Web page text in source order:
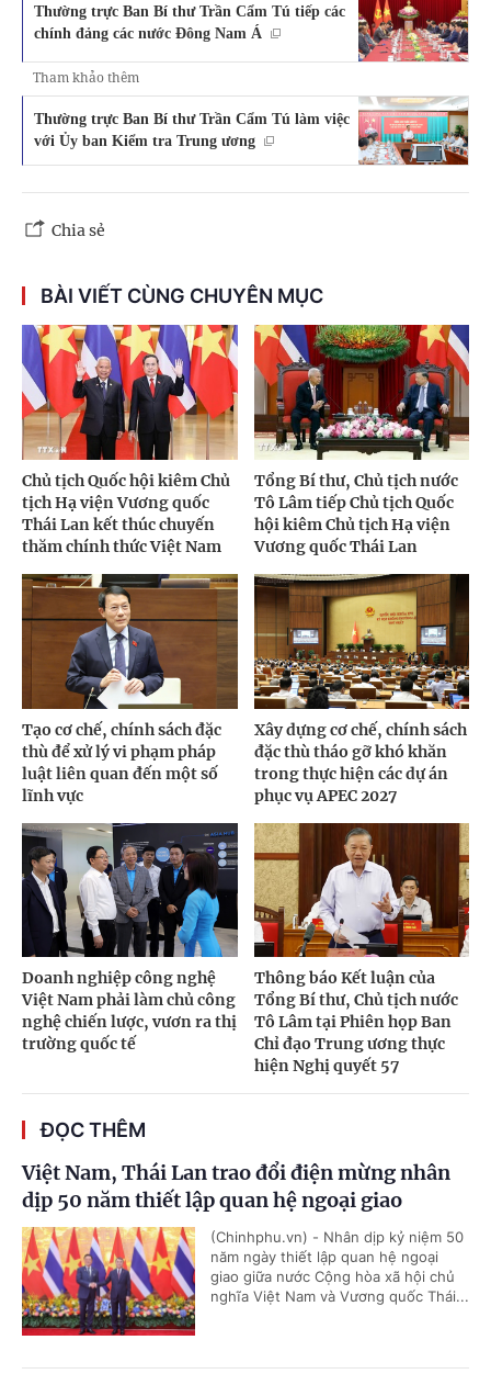
Thường trực Ban Bí thư Trần Cẩm Tú tiếp các
chính đảng các nước Đông Nam Á
Tham khảo thêm
Thường trực Ban Bí thư Trần Cẩm Tú làm việc
với Ủy ban Kiểm tra Trung ương
Chia sẻ
BÀI VIẾT CÙNG CHUYÊN MỤC
Chủ tịch Quốc hội kiêm Chủ
tịch Hạ viện Vương quốc
Thái Lan kết thúc chuyến
thăm chính thức Việt Nam
Tổng Bí thư, Chủ tịch nước
Tô Lâm tiếp Chủ tịch Quốc
hội kiêm Chủ tịch Hạ viện
Vương quốc Thái Lan
Tạo cơ chế, chính sách đặc
thù để xử lý vi phạm pháp
luật liên quan đến một số
lĩnh vực
Xây dựng cơ chế, chính sách
đặc thù tháo gỡ khó khăn
trong thực hiện các dự án
phục vụ APEC 2027
Doanh nghiệp công nghệ
Việt Nam phải làm chủ công
nghệ chiến lược, vươn ra thị
trường quốc tế
Thông báo Kết luận của
Tổng Bí thư, Chủ tịch nước
Tô Lâm tại Phiên họp Ban
Chỉ đạo Trung ương thực
hiện Nghị quyết 57
ĐỌC THÊM
Việt Nam, Thái Lan trao đổi điện mừng nhân
dịp 50 năm thiết lập quan hệ ngoại giao
(Chinhphu.vn) - Nhân dịp kỷ niệm 50
năm ngày thiết lập quan hệ ngoại
giao giữa nước Cộng hòa xã hội chủ
nghĩa Việt Nam và Vương quốc Thái...